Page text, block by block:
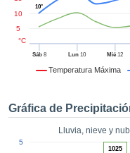
digital
basada
nuestra
Temperatura Máxima
Sáb8 Lun 10 Mié 12
5
10
°C
10°
Gráfica de
Lluvia, nieve y
5
1025